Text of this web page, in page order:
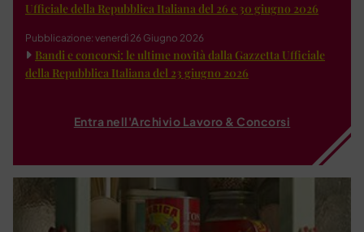
Ufficiale della Repubblica Italiana del 26 e 30 giugno 2026
Pubblicazione: venerdì 26 Giugno 2026
Bandi e concorsi: le ultime novità dalla Gazzetta Ufficiale
della Repubblica Italiana del 23 giugno 2026
Entra nell'Archivio Lavoro & Concorsi